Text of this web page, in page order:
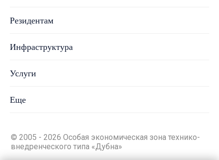
Резидентам
Инфраструктура
Услуги
Еще
© 2005 - 2026 Особая экономическая зона технико-
внедренческого типа «Дубна»